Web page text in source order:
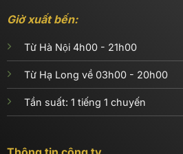
Giờ xuất bến:
Từ Hà Nội 4h00 - 21h00
Từ Hạ Long về 03h00 - 20h00
Tần suất: 1 tiếng 1 chuyến